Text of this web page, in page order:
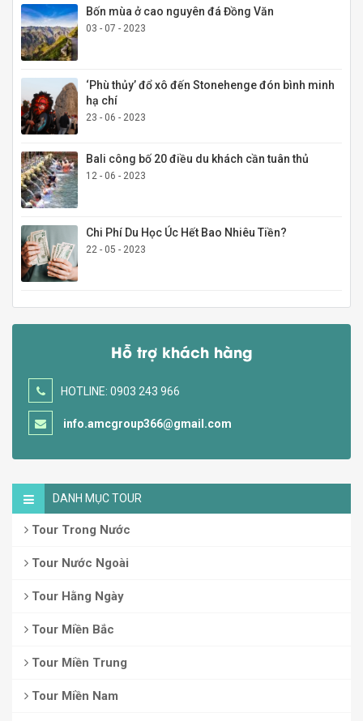
Bốn mùa ở cao nguyên đá Đồng Văn
03 - 07 - 2023
‘Phù thủy’ đổ xô đến Stonehenge đón bình minh
hạ chí
23 - 06 - 2023
Bali công bố 20 điều du khách cần tuân thủ
12 - 06 - 2023
Chi Phí Du Học Úc Hết Bao Nhiêu Tiền?
22 - 05 - 2023
Hỗ trợ khách hàng
HOTLINE: 0903 243 966
info.amcgroup366@gmail.com
DANH MỤC TOUR
Tour Trong Nước
Tour Nước Ngoài
Tour Hằng Ngày
Tour Miền Bắc
Tour Miền Trung
Tour Miền Nam